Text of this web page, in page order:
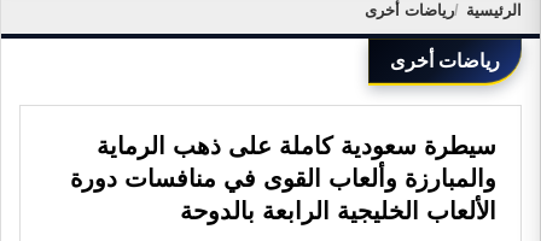
الرئيسية رياضات أخرى
رياضات أخرى
سيطرة سعودية كاملة على ذهب الرماية
والمبارزة وألعاب القوى في منافسات دورة
الألعاب الخليجية الرابعة بالدوحة